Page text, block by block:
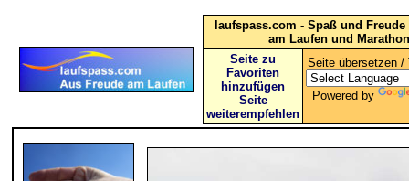
laufspass.com - Spaß und
am Laufen und Marathon
Seite zu
Favoriten
hinzufügen
Seite
weiterempfehlen
Seite übersetzen /
Powered by